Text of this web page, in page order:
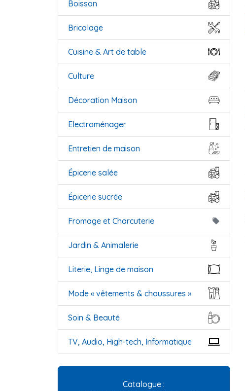
Boisson
Bricolage
Cuisine & Art de table
Culture
Décoration Maison
Electroménager
Entretien de maison
Épicerie salée
Épicerie sucrée
Fromage et Charcuterie local_offer
Jardin & Animalerie
Literie, Linge de maison
Mode « vêtements & chaussures »
Soin & Beauté
TV, Audio, High-tech, Informatique
Catalogue :